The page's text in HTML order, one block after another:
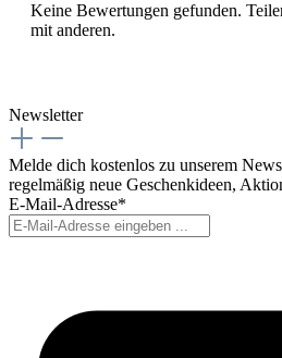
Keine Bewertungen gefunden.
mit anderen.
Newsletter
Melde dich kostenlos zu unserem
regelmäßig neue Geschenkideen,
E-Mail-Adresse*